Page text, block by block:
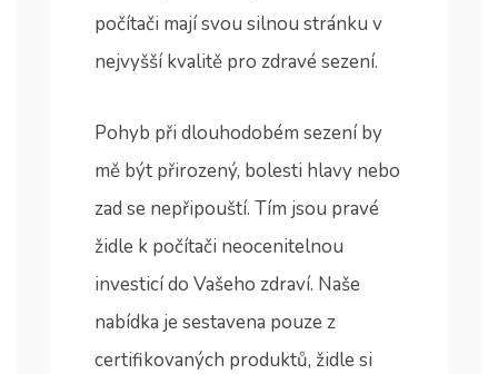
počítači mají svou silnou stránku v
nejvyšší kvalitě pro zdravé sezení.
Pohyb při dlouhodobém sezení by
mě být přirozený, bolesti hlavy nebo
zad se nepřipouští. Tím jsou pravé
židle k počítači neocenitelnou
investicí do Vašeho zdraví. Naše
nabídka je sestavena pouze z
certifikovaných produktů, židle si